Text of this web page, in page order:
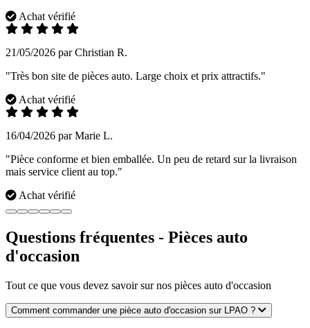
Achat vérifié
21/05/2026 par Christian R.
"Très bon site de pièces auto. Large choix et prix attractifs."
Achat vérifié
16/04/2026 par Marie L.
"Pièce conforme et bien emballée. Un peu de retard sur la livraison
mais service client au top."
Achat vérifié
Questions fréquentes - Pièces auto
d'occasion
Tout ce que vous devez savoir sur nos pièces auto d'occasion
Comment commander une pièce auto d'occasion sur LPAO ?